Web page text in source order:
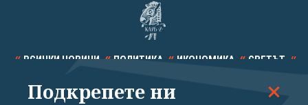
ВСИЧКИ НОВИНИ ПОЛИТИКА ИКОНОМИКА СВЕТЪТ
СПОРТ КУЛТУРА ТЕХНОЛОГИИ КАЛЕЙДОСКОП
Подкрепете ни